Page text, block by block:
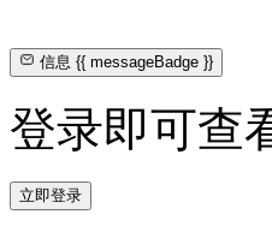
信息{{ messageBadge }}
登录即可查
立即登录